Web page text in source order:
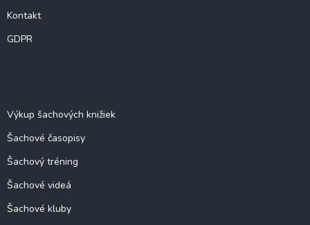
Kontakt
GDPR
Výkup šachových knižiek
Šachové časopisy
Šachový tréning
Šachové videá
Šachové kluby